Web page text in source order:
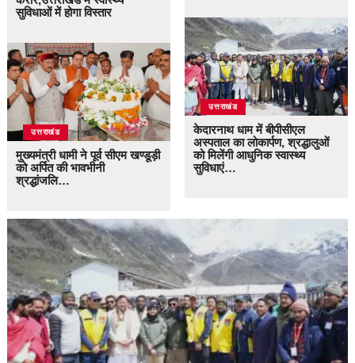
सुविधाओं में होगा विस्तार
उत्तराखंड
मुख्यमंत्री धामी ने पूर्व सीएम खण्डूड़ी
को अर्पित की भावभीनी
श्रद्धांजलि…
उत्तराखंड
केदारनाथ धाम में बीपीसीएल
अस्पताल का लोकार्पण, श्रद्धालुओं
को मिलेंगी आधुनिक स्वास्थ्य
सुविधाएं…